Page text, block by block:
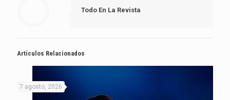
Todo En La Revista
Artículos Relacionados
7 agosto, 2026